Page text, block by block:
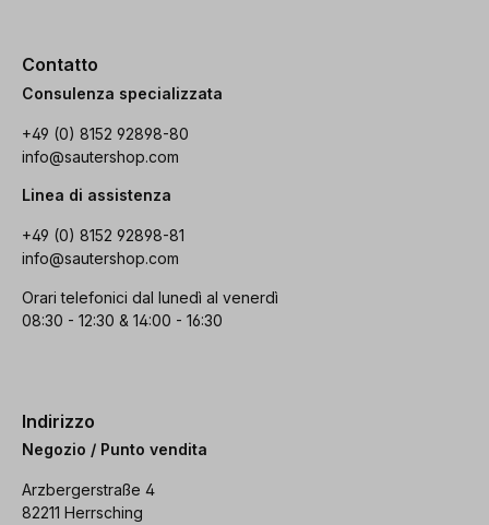
Contatto
Consulenza specializzata
+49 (0) 8152 92898-80
info@sautershop.com
Linea di assistenza
+49 (0) 8152 92898-81
info@sautershop.com
Orari telefonici dal lunedì al venerdì
08:30 - 12:30 & 14:00 - 16:30
Indirizzo
Negozio / Punto vendita
Arzbergerstraße 4
82211 Herrsching